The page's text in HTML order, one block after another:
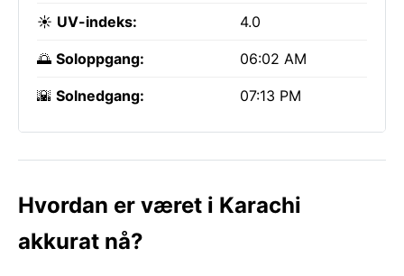
☀️ UV-indeks: 4.0
🌅 Soloppgang: 06:02 AM
🌇 Solnedgang: 07:13 PM
Hvordan er været i Karachi
akkurat nå?